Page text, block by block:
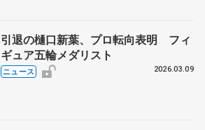
引退の樋口新葉、プロ転向表明 フィ
ギュア五輪メダリスト
ニュース 2026.03.09